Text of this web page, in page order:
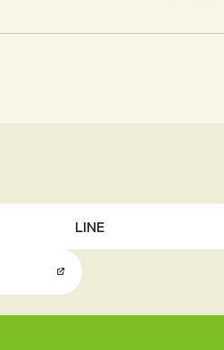
LINE